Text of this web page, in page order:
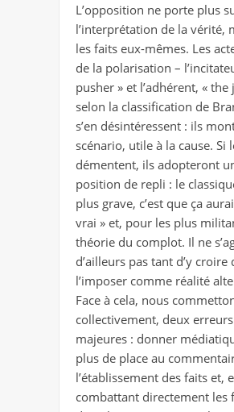
L’opposition ne porte plus
l’interprétation de la vérité,
les faits eux-mêmes. Les
de la polarisation –
pusher » et l’adhérent, « the
selon la classification de
s’en désintéressent : ils
scénario, utile à la cause. Si
démentent, ils adopteront
position de repli : le
plus grave, c’est que ça
vrai » et, pour les plus
théorie du complot. Il ne
d’ailleurs pas tant d’y croire
l’imposer comme réalité
Face à cela, nous
collectivement, deux erreurs
majeures : donner
plus de place au
l’établissement des faits et,
combattant directement les